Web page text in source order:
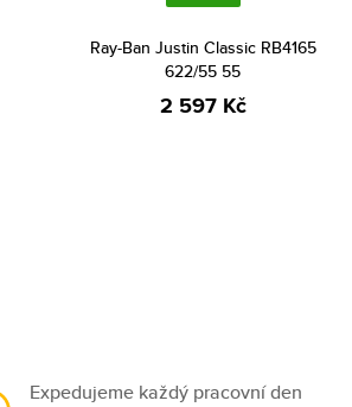
Ray-Ban Justin Classic RB4165
622/55 55
2 597 Kč
Expedujeme každý pracovní den